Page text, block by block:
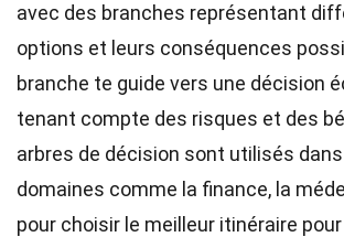
avec des branches représentant
options et leurs conséquences
branche te guide vers une décision
tenant compte des risques et des
arbres de décision sont utilisés
domaines comme la finance, la
pour choisir le meilleur itinéraire